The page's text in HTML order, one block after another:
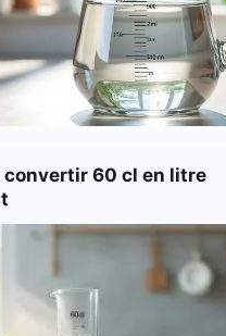
convertir 60 cl en litre